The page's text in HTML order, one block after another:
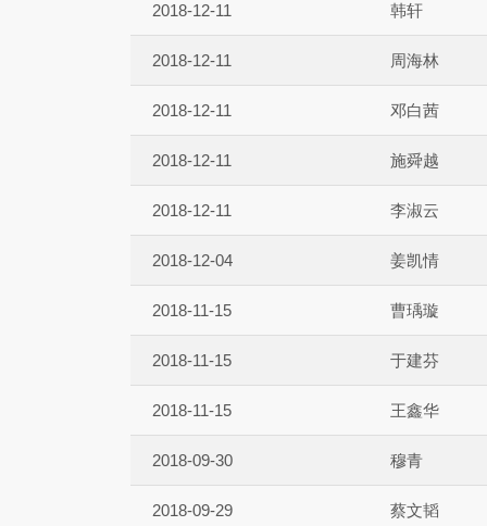
2018-12-11 韩轩
2018-12-11 周海林
2018-12-11 邓白茜
2018-12-11 施舜越
2018-12-11 李淑云
2018-12-04 姜凯情
2018-11-15 曹瑀璇
2018-11-15 于建芬
2018-11-15 王鑫华
2018-09-30 穆青
2018-09-29 蔡文韬